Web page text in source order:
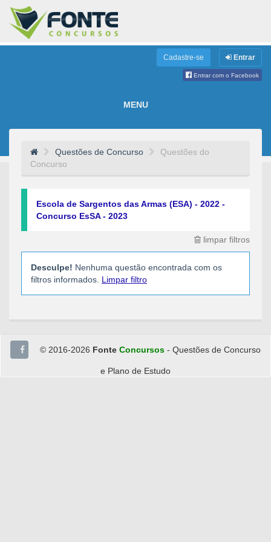
Cadastre-se Entrar
Entrar com o Facebook
MENU
Questões de Concurso
Questões do
Concurso
Escola de Sargentos das Armas (ESA) - 2022 -
Concurso EsSA - 2023
limpar filtros
Desculpe! Nenhuma questão encontrada com os
filtros informados. Limpar filtro
© 2016-2026 Fonte Concursos - Questões de Concurso
e Plano de Estudo